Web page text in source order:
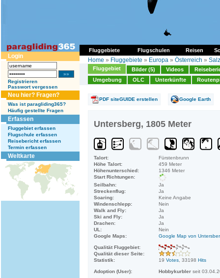
Fluggebiete Flugschulen Reisen
Login
Registrieren
Passwort vergessen
Neu hier? Fragen?
Was ist paragliding365?
Häufig gestellte Fragen
Erfassen
Fluggebiet erfassen
Flugschule erfassen
Reisebericht erfassen
Termin erfassen
Weltkarte
Home » Fluggebiete » Europa » Österreich »
Fluggebiet Bilder (5) Videos
Umgebung
OLC Unterkünfte
PDF siteGUIDE erstellen Google Earth
Untersberg, 1805 Meter
Talort:
Fürstenbrunn
Höhe Talort:
459 Meter
Höhenunterschied:
1346 Meter
Start Richtungen:
Seilbahn:
Ja
Streckenflug:
Ja
Soaring:
Keine Angabe
Windenschlepp:
Nein
Walk and Fly:
Ja
Ski and Fly:
Ja
Drachen:
Ja
UL:
Nein
Google Maps:
Google Map von
Qualität Fluggebiet:
Qualität dieser Seite:
Statistik:
19 Votes , 33198 Hits
Adoption (User): Hobbykurbler seit